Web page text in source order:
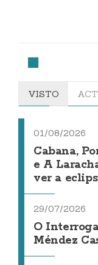
VISTO
01/08/2026
Cabana,
e A
ver a
29/07/2026
O
Méndez